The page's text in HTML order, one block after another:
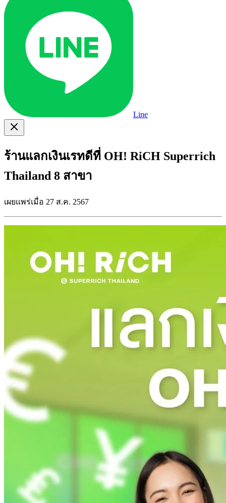
Line
ร้านแลกเงินเรทดีที่ OH! RiCH Superrich
Thailand 8 สาขา
เผยแพร่เมื่อ 27 ส.ค. 2567